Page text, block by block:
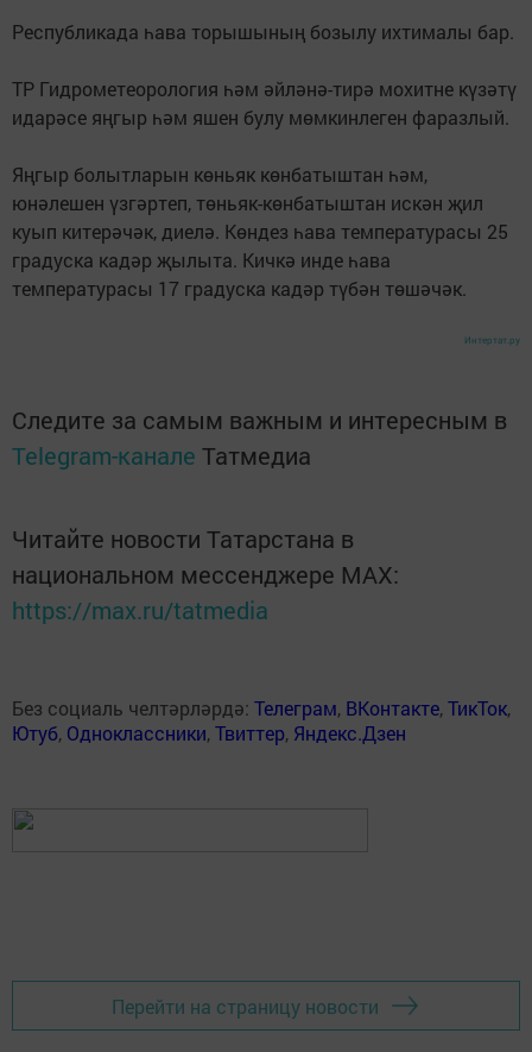
Республикада һава торышының бозылу ихтималы бар.
ТР Гидрометеорология һәм әйләнә-тирә мохитне күзәтү
идарәсе яңгыр һәм яшен булу мөмкинлеген фаразлый.
Яңгыр болытларын көньяк көнбатыштан һәм,
юнәлешен үзгәртеп, төньяк-көнбатыштан искән җил
куып китерәчәк, диелә. Көндез һава температурасы 25
градуска кадәр җылыта. Кичкә инде һава
температурасы 17 градуска кадәр түбән төшәчәк.
Интертат.ру
Следите за самым важным и интересным в
Telegram-канале Татмедиа
Читайте новости Татарстана в
национальном мессенджере MАХ:
https://max.ru/tatmedia
Без социаль челтәрләрдә: Телеграм, ВКонтакте,ТикТок,
Ютуб, Одноклассники,Твиттер, Яндекс.Дзен
Перейти на страницу новости